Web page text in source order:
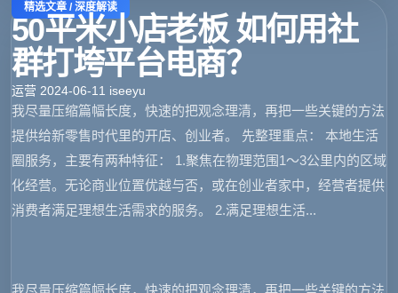
精选文章 / 深度解读
50平米小店老板 如何用社
群打垮平台电商？
运营 2024-06-11 iseeyu
我尽量压缩篇幅长度，快速的把观念理清，再把一些关键的方法
提供给新零售时代里的开店、创业者。 先整理重点： 本地生活
圈服务，主要有两种特征： 1.聚焦在物理范围1～3公里内的区域
化经营。无论商业位置优越与否，或在创业者家中，经营者提供
消费者满足理想生活需求的服务。 2.满足理想生活...
我尽量压缩篇幅长度，快速的把观念理清，再把一些关键的方法